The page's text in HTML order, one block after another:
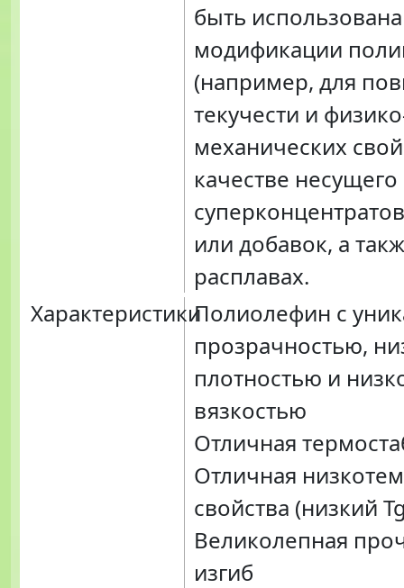
быть
модификации
(например, для
текучести и
механических
качестве
или добавок, а
расплавах.
ХарактеристикиПолиолефин с
прозрачностью,
плотностью и
вязкостью
Отличная
Отличная
свойства (низкий
Великолепная
изгиб